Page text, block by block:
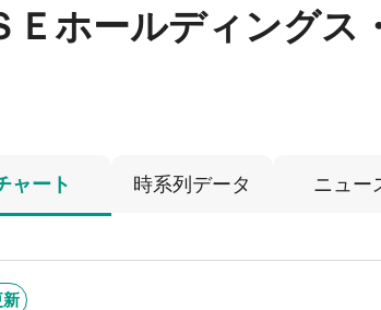
Ｅホールディングス
ャート 時系列データ ニュー
新